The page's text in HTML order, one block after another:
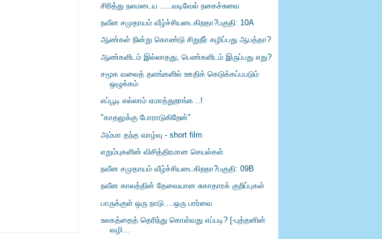
சிரித்து நலமடைய .....வடிவேல் நகைச்சுவை
நவீன சமுதாயம் வீழ்ச்சியடைகிறதா?பகுதி: 10A
ஆண்கள் நின்று கொண்டு சிறுநீர் கழிப்பது ஆபத்தா?
ஆண்களிடம் இல்லாதது, பெண்களிடம் இருப்ப‍து எது?
சமூக வலைத் தளங்களில் ஊதிக் கெடுக்கப்பபடும்
ஒழுக்கம்
எப்பூடி எல்லாம் ஏமாத்துறாங்க ..!
"காதலுக்கு போராடுகிறேன்"
அம்மா தந்த வாழ்வு - short film
எறும்புகளின் விசித்திரமான செயல்கள்
நவீன சமுதாயம் வீழ்ச்சியடைகிறதா?பகுதி: 09B
நவீன காலத்தின் தேவையான சுகாதாரக் குறிப்புகள்
பாருக்குள் ஒரு நாடு….ஒரு பார்வை
உலகத்தைத் தெரிந்து கொள்வது எப்படி? [-புத்தனின்
வழி...